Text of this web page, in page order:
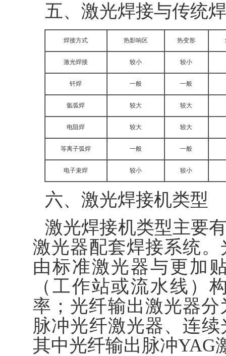
五、激光焊接与传统
焊接方式 热影响区 热变形
激光焊接 较小 较小
钎焊 一般 一般
氩弧焊 较大 较大
电阻焊 较大 较大
等离子弧焊 一般 一般
电子束焊 较小 较小
六、激光焊接机类型
激光焊接机类型主要
激光器配套焊接系统
由标准激光器与更加
（工作站或流水线）
率；光纤输出激光器
脉冲光纤激光器、连
其中光纤输出脉冲YAG